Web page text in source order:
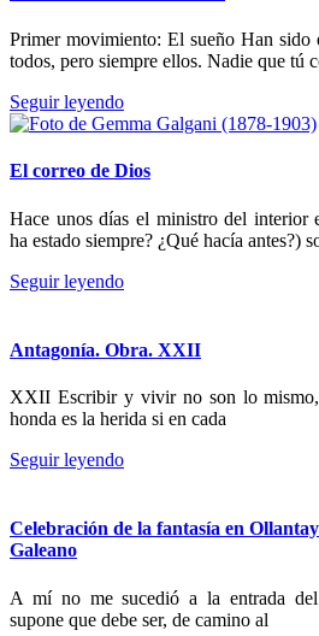
Primer movimiento: El sueño Han sido
todos, pero siempre ellos. Nadie que tú
Seguir leyendo
El correo de Dios
Hace unos días el ministro del interior
ha estado siempre? ¿Qué hacía antes?)
Seguir leyendo
Antagonía. Obra. XXII
XXII Escribir y vivir no son lo mismo,
honda es la herida si en cada
Seguir leyendo
Celebración de la fantasía en
Galeano
A mí no me sucedió a la entrada
supone que debe ser, de camino al